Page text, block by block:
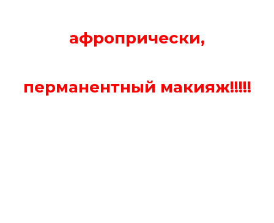
афропрически,
перманентный макияж!!!!!